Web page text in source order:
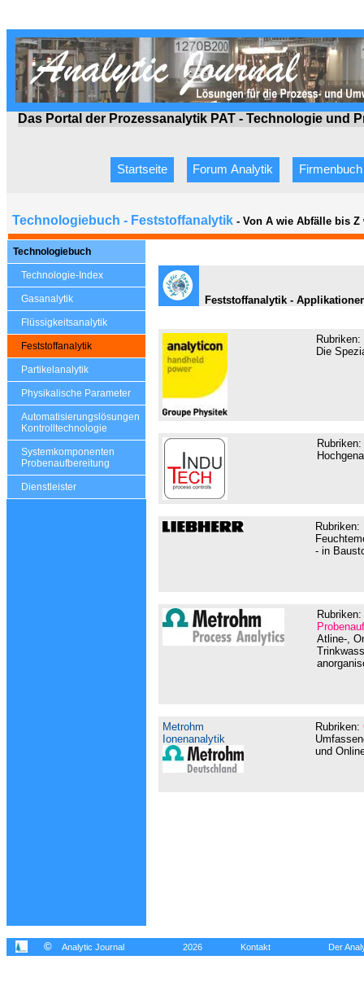
Das Portal der Prozessanalytik PAT - Technologie und
Startseite Forum Analytik Firmenbuch
Technologiebuch - Feststoffanalytik - Von A wie Abfälle bis Z
Technologiebuch
Technologie-Index
Gasanalytik
Flüssigkeitsanalytik
Feststoffanalytik
Partikelanalytik
Physikalische Parameter
Automatisierungslösungen
Kontrolltechnologie
Systemkomponenten
Probenaufbereitung
Dienstleister
Feststoffanalytik -
Rubriken:
Die
Rubriken:
Rubriken:
- in
Rubriken:
Atline-,
Metrohm
Ionenanalytik
Rubriken:
und
© Analytic Journal 2026 Kontakt Der